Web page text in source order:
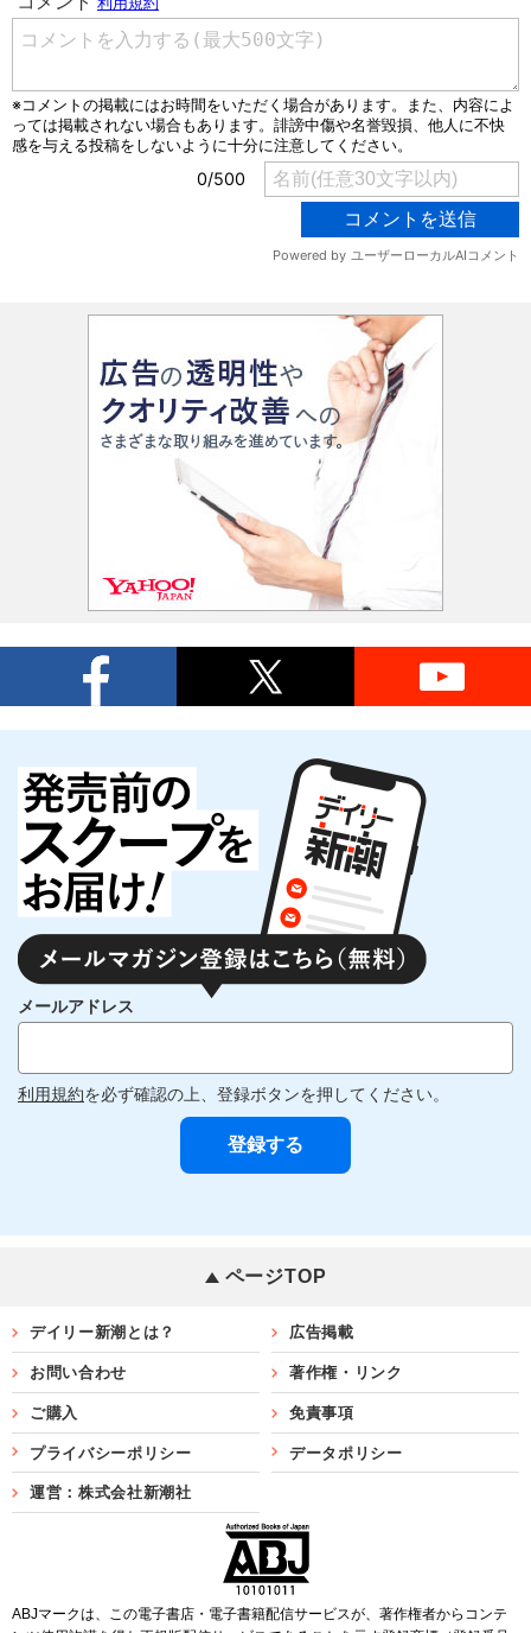
メールアドレス
利用規約を必ず確認の上、登録ボタンを押してください。
ページTOP
デイリー新潮とは？ 広告掲載
お問い合わせ 著作権・リンク
ご購入 免責事項
プライバシーポリシー データポリシー
運営：株式会社新潮社
ABJマークは、この電子書店・電子書籍配信サービスが、著作権者からコンテ